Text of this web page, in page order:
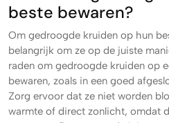
beste bewaren?
Om gedroogde kruiden op hun
belangrijk om ze op de juiste
raden om gedroogde kruiden op
bewaren, zoals in een goed
Zorg ervoor dat ze niet worden
warmte of direct zonlicht, omdat